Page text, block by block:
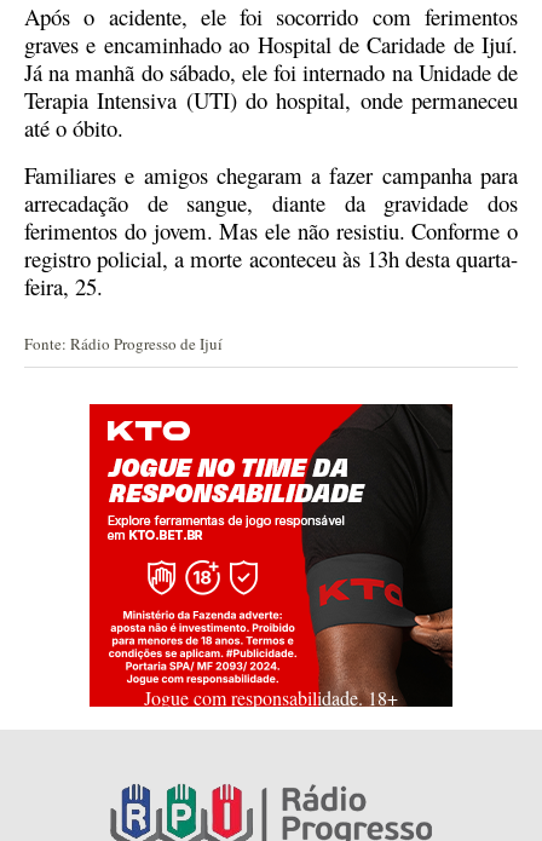
Após o acidente, ele foi socorrido com ferimentos
graves e encaminhado ao Hospital de Caridade de Ijuí.
Já na manhã do sábado, ele foi internado na Unidade de
Terapia Intensiva (UTI) do hospital, onde permaneceu
até o óbito.
Familiares e amigos chegaram a fazer campanha para
arrecadação de sangue, diante da gravidade dos
ferimentos do jovem. Mas ele não resistiu. Conforme o
registro policial, a morte aconteceu às 13h desta quarta-
feira, 25.
Fonte: Rádio Progresso de Ijuí
Jogue com responsabilidade. 18+